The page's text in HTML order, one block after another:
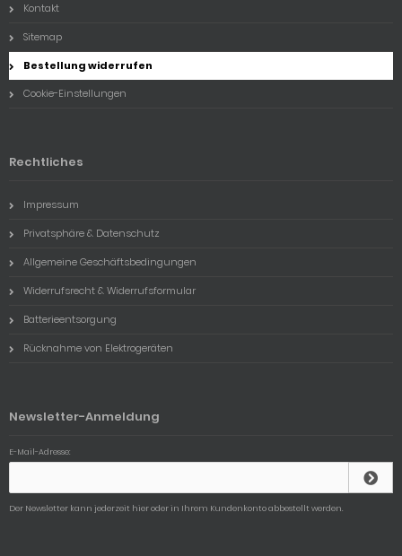
Kontakt
Sitemap
Bestellung widerrufen
Cookie-Einstellungen
Rechtliches
Impressum
Privatsphäre & Datenschutz
Allgemeine Geschäftsbedingungen
Widerrufsrecht & Widerrufsformular
Batterieentsorgung
Rücknahme von Elektrogeräten
Newsletter-Anmeldung
E-Mail-Adresse:
Der Newsletter kann jederzeit hier oder in Ihrem Kundenkonto abbestellt werden.